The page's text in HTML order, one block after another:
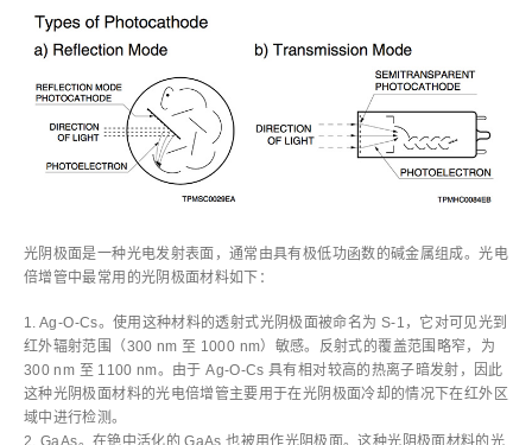
光阴极面是一种光电发射表面，通常由具有极低功函数的碱金属组成。光电
倍增管中最常用的光阴极面材料如下：
1. Ag-O-Cs。使用这种材料的透射式光阴极面被命名为 S-1，它对可见光到
红外辐射范围（300 nm 至 1000 nm）敏感。反射式的覆盖范围略窄，为
300 nm 至 1100 nm。由于 Ag-O-Cs 具有相对较高的热离子暗发射，因此
这种光阴极面材料的光电倍增管主要用于在光阴极面冷却的情况下在红外区
域中进行检测。